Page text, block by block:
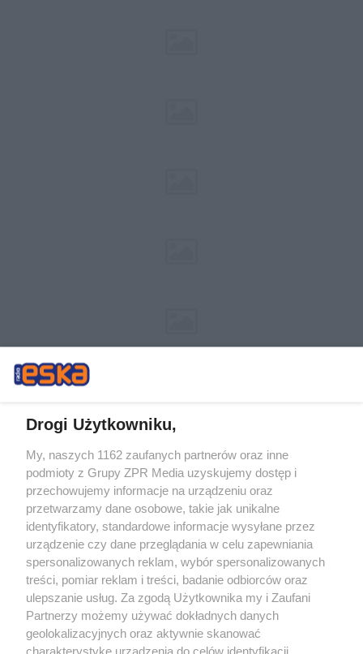
Żaden utwór zamieszczony w serwisie nie może być powielany i
rozpowszechniany lub dalej rozpowszechniany w jakikolwiek sposób (w
tym także elektroniczny lub mechaniczny) na jakimkolwiek polu
eksploatacji w jakiejkolwiek formie, włącznie z umieszczaniem w Internecie
bez pisemnej zgody właściciela praw. Jakiekolwiek użycie lub
wykorzystanie utworów w całości lub w części z naruszeniem prawa, tzn.
bez właściwej zgody, jest zabronione pod groźbą kary i może być ścigane
prawnie.
Drogi Użytkowniku,
My, naszych 1162 zaufanych partnerów oraz inne
podmioty z Grupy ZPR Media uzyskujemy dostęp i
przechowujemy informacje na urządzeniu oraz
przetwarzamy dane osobowe, takie jak unikalne
identyfikatory, standardowe informacje wysyłane przez
urządzenie czy dane przeglądania w celu zapewniania
spersonalizowanych reklam, wybór spersonalizowanych
treści, pomiar reklam i treści, badanie odbiorców oraz
ulepszanie usług. Za zgodą Użytkownika my i Zaufani
Partnerzy możemy używać dokładnych danych
geolokalizacyjnych oraz aktywnie skanować
charakterystykę urządzenia do celów identyfikacji.